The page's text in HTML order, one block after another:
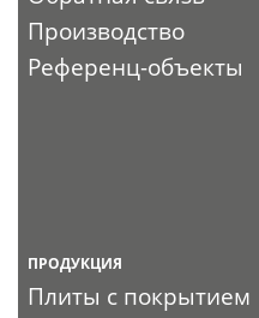
Производство
Референц-объекты
ПРОДУКЦИЯ
Плиты с покрытием